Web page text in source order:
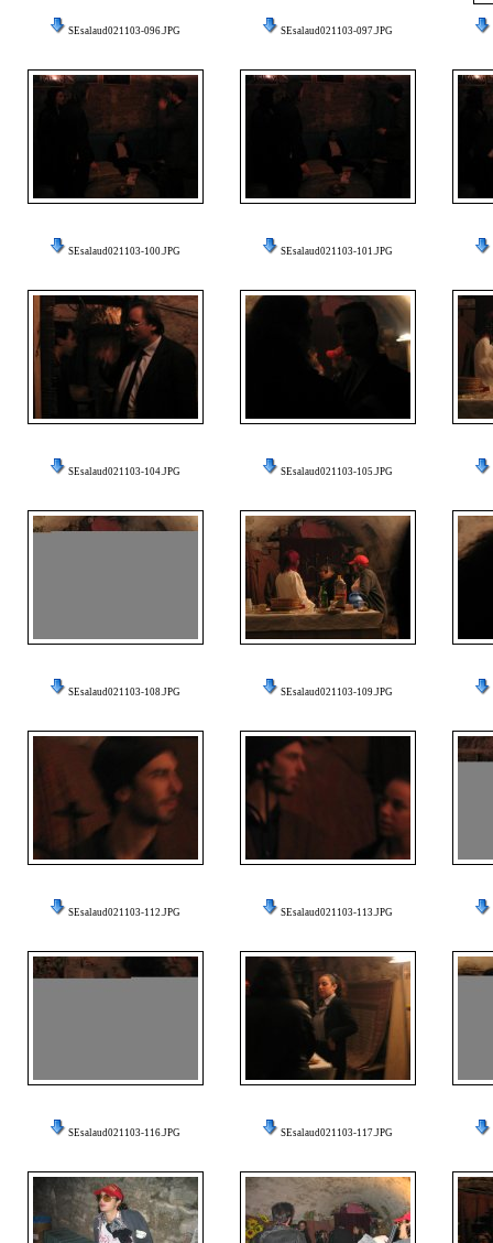
SEsalaud021103-096.JPG SEsalaud021103-097.JPG
SEsalaud021103-100.JPG SEsalaud021103-101.JPG
SEsalaud021103-104.JPG SEsalaud021103-105.JPG
SEsalaud021103-108.JPG SEsalaud021103-109.JPG
SEsalaud021103-112.JPG SEsalaud021103-113.JPG
SEsalaud021103-116.JPG SEsalaud021103-117.JPG